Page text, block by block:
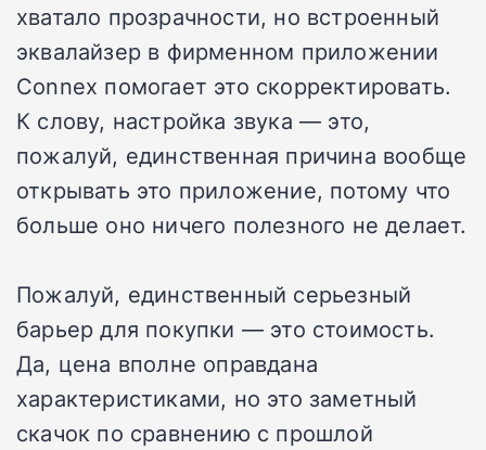
хватало прозрачности, но встроенный
эквалайзер в фирменном приложении
Connex помогает это скорректировать.
К слову, настройка звука — это,
пожалуй, единственная причина вообще
открывать это приложение, потому что
больше оно ничего полезного не делает.
Пожалуй, единственный серьезный
барьер для покупки — это стоимость.
Да, цена вполне оправдана
характеристиками, но это заметный
скачок по сравнению с прошлой